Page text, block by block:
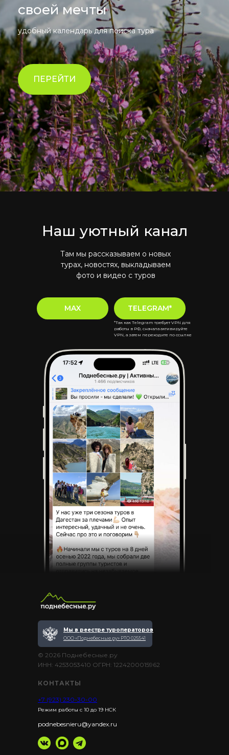
своей мечты
удобный календарь для поиска тура
ПЕРЕЙТИ
Наш уютный канал
Там мы рассказываем о новых
турах, новостях, выкладываем
фото и видео с туров
TELEGRAM*
MAX
*Так как Telegram требует VPN для
работы в РФ, сначала активируйте
VPN, а затем переходите по ссылке
КОНТАКТЫ
+7 (923) 230-30-00
Режим работы с 10 до 19 НСК
podnebesnieru@yandex.ru
© 2026 Поднебесные.ру
Мы в реестре туроператоров
ООО «Поднебесные.ру» РТО 025541
ИНН: 4253053410 ОГРН: 1224200015962